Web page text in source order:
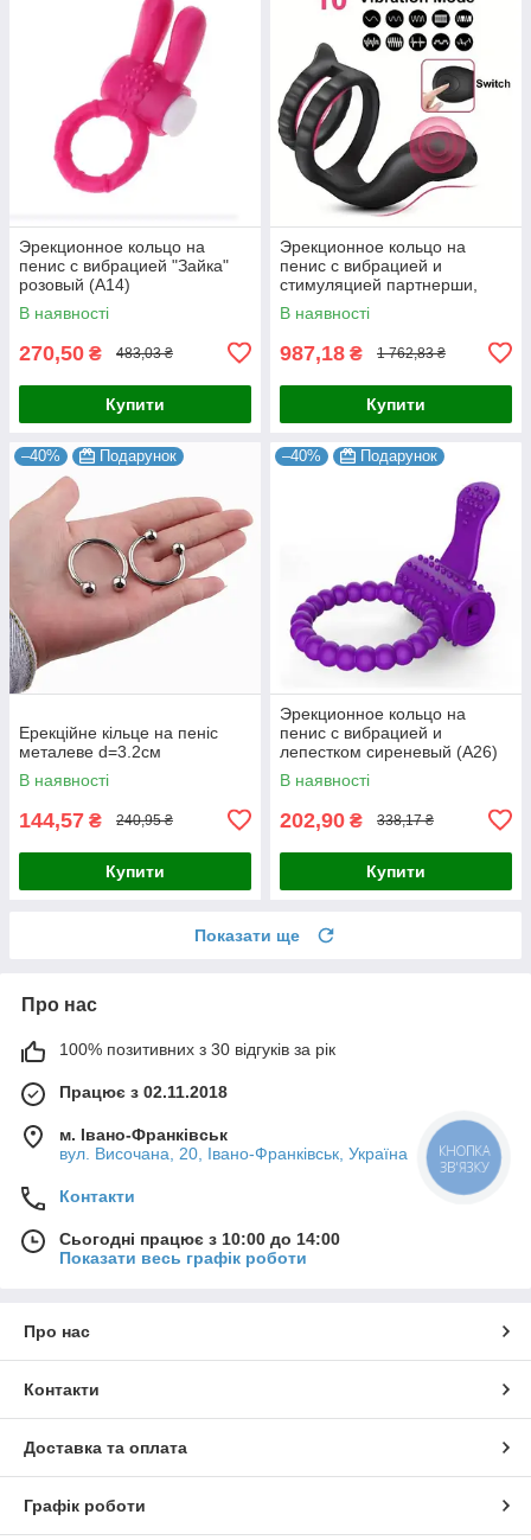
Эрекционное кольцо на
пенис с вибрацией "Зайка"
розовый (A14)
В наявності
270,50 ₴ 483,03 ₴
Купити
Эрекционное кольцо на
пенис с вибрацией и
стимуляцией партнерши,
двойное
В наявності
987,18 ₴ 1 762,83 ₴
Купити
–40% Подарунок
Ерекційне кільце на пеніс
металеве d=3.2см
В наявності
144,57 ₴ 240,95 ₴
Купити
–40% Подарунок
Эрекционное кольцо на
пенис с вибрацией и
лепестком сиреневый (А26)
В наявності
202,90 ₴ 338,17 ₴
Купити
Показати ще
Про нас
100% позитивних з 30 відгуків за рік
Працює з 02.11.2018
м. Івано-Франківськ
вул. Височана, 20, Івано-Франківськ, Україна
Контакти
Сьогодні працює з 10:00 до 14:00
Показати весь графік роботи
Про нас
Контакти
Доставка та оплата
Графік роботи
КНОПКА
ЗВ'ЯЗКУ